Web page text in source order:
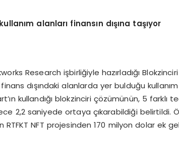
alanları finansın dışına taşıyor
Research işbirliğiyle hazırladığı
dışındaki alanlarda yer bulduğu
kullandığı blokzinciri çözümünün, 5
2,2 saniyede ortaya çıkarabildiği belirtildi.
RTFKT NFT projesinden 170 milyon dolar ek